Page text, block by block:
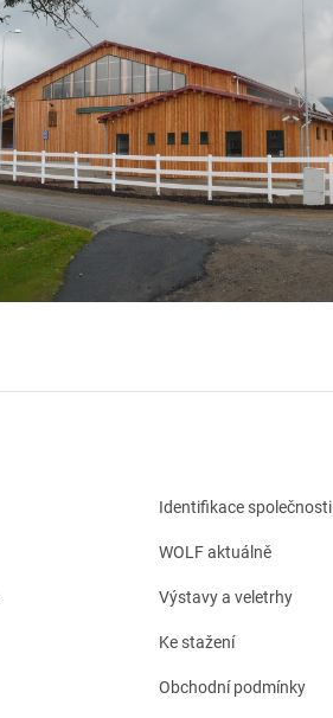
Identifikace společnosti
WOLF aktuálně
Výstavy a veletrhy
Ke stažení
Obchodní podmínky